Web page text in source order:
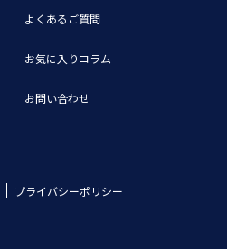
よくあるご質問
お気に入りコラム
お問い合わせ
プライバシーポリシー